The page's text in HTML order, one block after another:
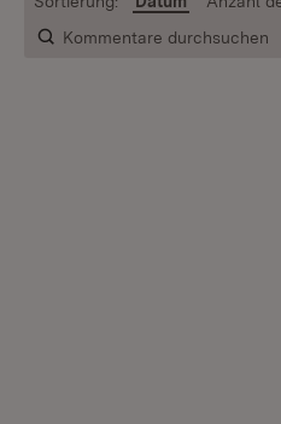
Kommentare durchsuchen